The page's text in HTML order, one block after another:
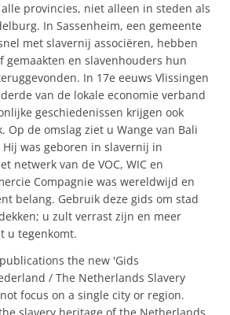
provincies, niet alleen in steden als
In Sassenheim, een gemeente
met slavernij associëren, hebben
gemaakten en slavenhouders hun
In 17e eeuws Vlissingen
van de lokale economie verband
geschiedenissen krijgen ook
Op de omslag ziet u Wange van Bali
was geboren in slavernij in
netwerk van de VOC, WIC en
Compagnie was wereldwijd en
belang. Gebruik deze gids om stad
u zult verrast zijn en meer
u tegenkomt.
the new 'Gids
/ The Netherlands Slavery
focus on a single city or region.